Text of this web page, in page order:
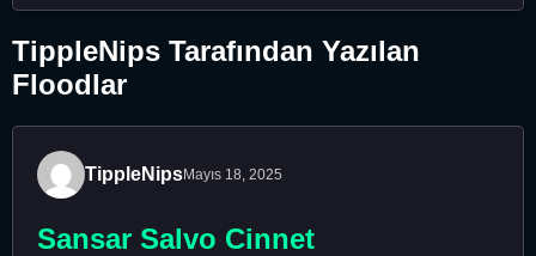
TippleNips Tarafından Yazılan
Floodlar
TippleNipsMayıs 18, 2025
Sansar Salvo Cinnet